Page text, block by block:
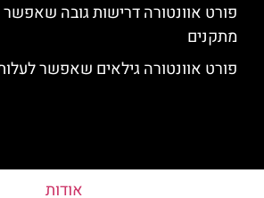
פורט אוונטורה דרישות גובה
מתקנים
פורט אוונטורה גילאים שאפשר
אודות